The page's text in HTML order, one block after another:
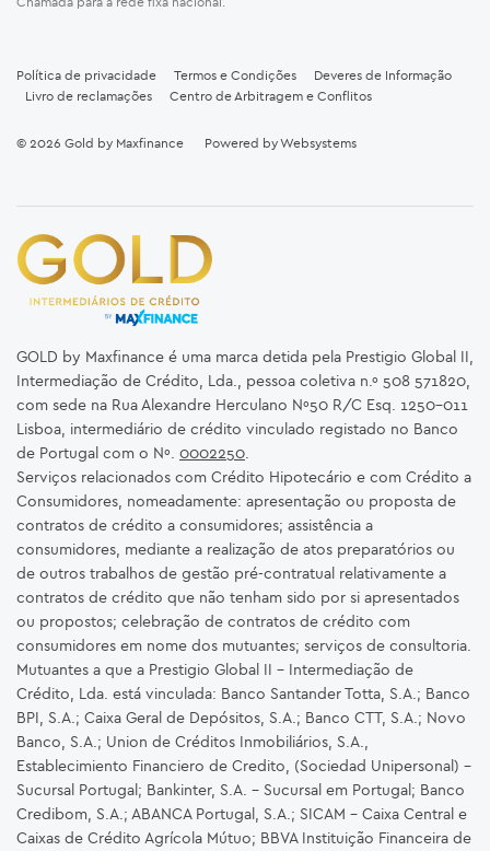
Política de privacidade Termos e Condições
Deveres de Informação
Livro de reclamações
Centro de Arbitragem e Conflitos
© 2026 Gold by Maxfinance Powered byWebsystems
GOLD by Maxfinance é uma marca detida pela Prestigio Global II,
Intermediação de Crédito, Lda., pessoa coletiva n.º 508 571820,
com sede na Rua Alexandre Herculano Nº50 R/C Esq. 1250-011
Lisboa, intermediário de crédito vinculado registado no Banco
de Portugal com o Nº. 0002250.
Serviços relacionados com Crédito Hipotecário e com Crédito a
Consumidores, nomeadamente: apresentação ou proposta de
contratos de crédito a consumidores; assistência a
consumidores, mediante a realização de atos preparatórios ou
de outros trabalhos de gestão pré-contratual relativamente a
contratos de crédito que não tenham sido por si apresentados
ou propostos; celebração de contratos de crédito com
consumidores em nome dos mutuantes; serviços de consultoria.
Mutuantes a que a Prestigio Global II – Intermediação de
Crédito, Lda. está vinculada: Banco Santander Totta, S.A.; Banco
BPI, S.A.; Caixa Geral de Depósitos, S.A.; Banco CTT, S.A.; Novo
Banco, S.A.; Union de Créditos Inmobiliários, S.A.,
Establecimiento Financiero de Credito, (Sociedad Unipersonal) -
Sucursal Portugal; Bankinter, S.A. – Sucursal em Portugal; Banco
Credibom, S.A.; ABANCA Portugal, S.A.; SICAM - Caixa Central e
Caixas de Crédito Agrícola Mútuo; BBVA Instituição Financeira de